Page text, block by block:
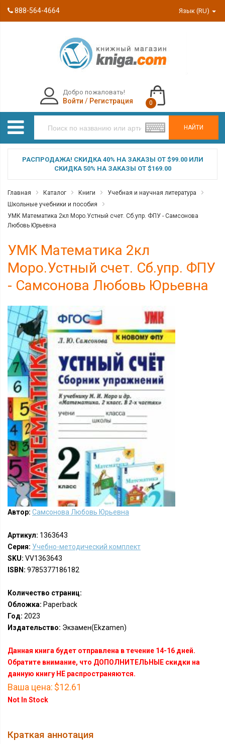
888-564-4664 Язык (RU)
НАЙТИ
Добро пожаловать!
Войти / Регистрация 0
РАСПРОДАЖА! СКИДКА 40% НА ЗАКАЗЫ ОТ $99.00 ИЛИ
СКИДКА 50% НА ЗАКАЗЫ ОТ $169.00
Главная Каталог Книги
Учебная и научная литература
Школьные учебники и пособия
УМК Математика 2кл Моро.Устный счет. Сб.упр. ФПУ - Самсонова
Любовь Юрьевна
УМК Математика 2кл
Моро.Устный счет. Сб.упр. ФПУ
- Самсонова Любовь Юрьевна
Автор: Самсонова Любовь Юрьевна
Артикул: 1363643
Серия: Учебно-методический комплект
SKU: VV1363643
ISBN: 9785377186182
Количество страниц:
Обложка: Paperback
Год: 2023
Издательство: Экзамен(Ekzamen)
Данная книга будет отправлена в течение 14-16 дней.
Обратите внимание, что ДОПОЛНИТЕЛЬНЫЕ скидки на
данную книгу НЕ распространяются.
Ваша цена: $12.61
Not In Stock
Краткая аннотация